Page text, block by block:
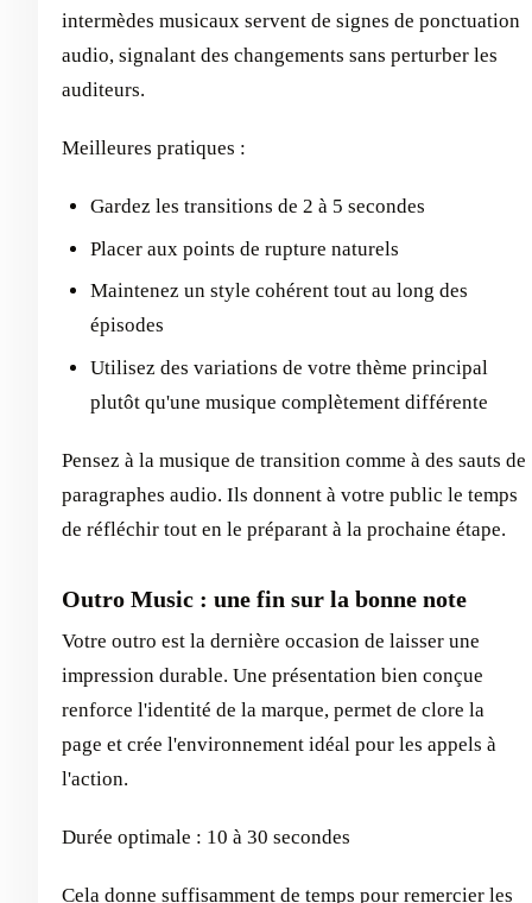
intermèdes musicaux servent de signes de ponctuation
audio, signalant des changements sans perturber les
auditeurs.
Meilleures pratiques :
Gardez les transitions de 2 à 5 secondes
Placer aux points de rupture naturels
Maintenez un style cohérent tout au long des
épisodes
Utilisez des variations de votre thème principal
plutôt qu'une musique complètement différente
Pensez à la musique de transition comme à des sauts de
paragraphes audio. Ils donnent à votre public le temps
de réfléchir tout en le préparant à la prochaine étape.
Outro Music : une fin sur la bonne note
Votre outro est la dernière occasion de laisser une
impression durable. Une présentation bien conçue
renforce l'identité de la marque, permet de clore la
page et crée l'environnement idéal pour les appels à
l'action.
Durée optimale : 10 à 30 secondes
Cela donne suffisamment de temps pour remercier les